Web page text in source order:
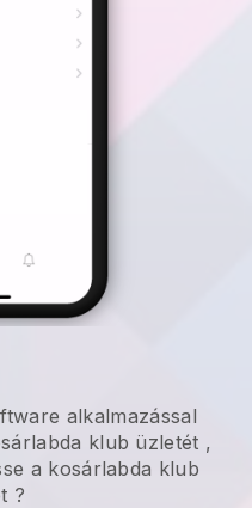
alkalmazással
klub üzletét ,
a kosárlabda klub
?